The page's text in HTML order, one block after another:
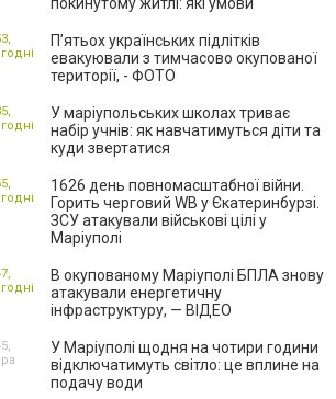
П’ятьох українських підлітків
евакуювали з тимчасово окупованої
території, - ФОТО
У маріупольських школах триває
набір учнів: як навчатимуться діти та
куди звертатися
1626 день повномасштабної війни.
Горить черговий WB у Єкатеринбурзі.
ЗСУ атакували військові цілі у
Маріуполі
В окупованому Маріуполі БПЛА знову
атакували енергетичну
інфраструктуру, — ВІДЕО
У Маріуполі щодня на чотири години
відключатимуть світло: це вплине на
подачу води